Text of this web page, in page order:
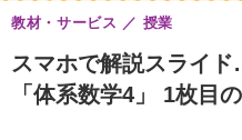
スマホで解説スライ
「体系数学4」 1枚目
教材・サービス 授業